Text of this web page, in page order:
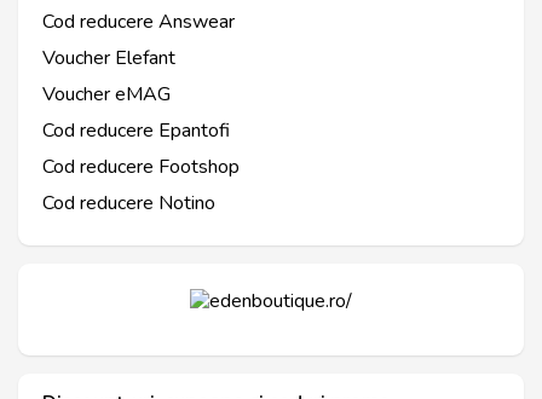
Cod reducere Answear
Voucher Elefant
Voucher eMAG
Cod reducere Epantofi
Cod reducere Footshop
Cod reducere Notino